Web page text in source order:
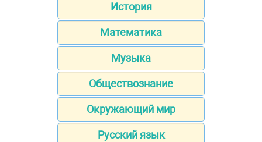
История
Математика
Музыка
Обществознание
Окружающий мир
Русский язык